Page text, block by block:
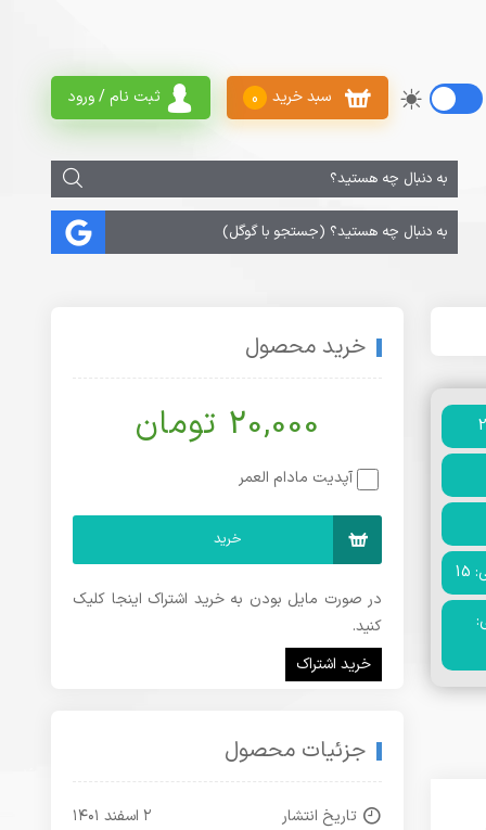
ثبت نام / ورود سبد خرید 0
خرید محصول
20,000 تومان
آپدیت مادام العمر
خرید
در صورت مایل بودن به خرید اشتراک اینجا کلیک
کنید.
خرید اشتراک
جزئیات محصول
تاریخ انتشار
۲ اسفند ۱۴۰۱